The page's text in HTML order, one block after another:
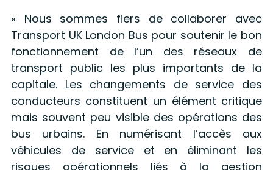
« Nous sommes fiers de collaborer avec
Transport UK London Bus pour soutenir le bon
fonctionnement de l’un des réseaux de
transport public les plus importants de la
capitale. Les changements de service des
conducteurs constituent un élément critique
mais souvent peu visible des opérations des
bus urbains. En numérisant l’accès aux
véhicules de service et en éliminant les
risques opérationnels liés à la gestion